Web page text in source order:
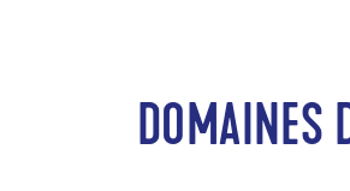
DOMAINES